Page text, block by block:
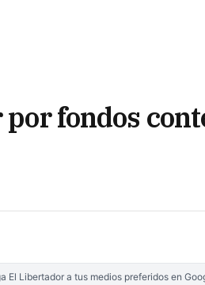
fondos
El Libertador a tus medios preferidos en